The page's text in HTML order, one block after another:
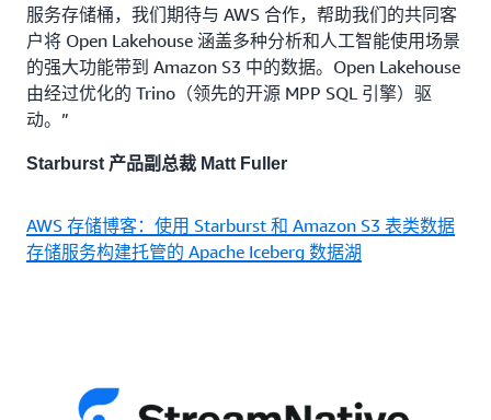
服务存储桶，我们期待与 AWS 合作，帮助我们的共同客
户将 Open Lakehouse 涵盖多种分析和人工智能使用场景
的强大功能带到 Amazon S3 中的数据。Open Lakehouse
由经过优化的 Trino（领先的开源 MPP SQL 引擎）驱
动。”
Starburst 产品副总裁 Matt Fuller
AWS 存储博客：使用 Starburst 和 Amazon S3 表类数据
存储服务构建托管的 Apache Iceberg 数据湖